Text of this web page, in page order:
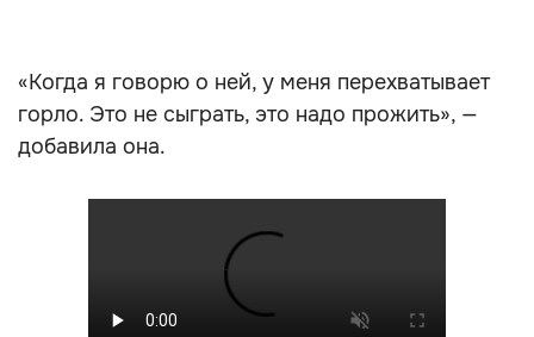
«Когда я говорю о ней, у меня перехватывает
горло. Это не сыграть, это надо прожить», —
добавила она.